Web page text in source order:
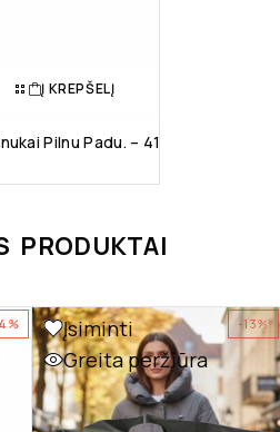
Į KREPŠELĮ
Pilnu Padu. – 41
PRODUKTAI
-13%
Įsiminti
Greita peržiūra